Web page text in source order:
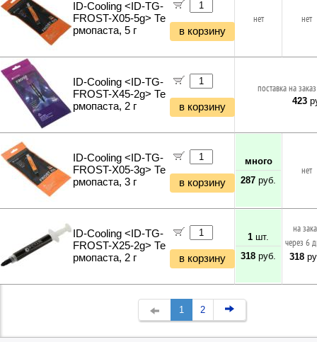
ID-Cooling <ID-TG-
FROST-X05-5g> Те
рмопаста, 5 г
в корзину
нет нет
ID-Cooling <ID-TG-
FROST-X45-2g> Те
рмопаста, 2 г
в корзину
поставка на
423
ID-Cooling <ID-TG-
FROST-X05-3g> Те
рмопаста, 3 г
в корзину
много
287 руб.
нет
ID-Cooling <ID-TG-
FROST-X25-2g> Те
рмопаста, 2 г
в корзину
1 шт.
318 руб.
на
через 6
318
1 2